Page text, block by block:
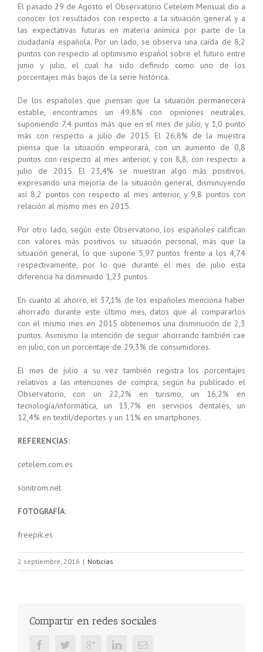
El pasado 29 de Agosto el Observatorio Cetelem Mensual dio a
conocer los resultados con respecto a la situación general y a
las expectativas futuras en materia anímica por parte de la
ciudadanía española. Por un lado, se observa una caída de 8,2
puntos con respecto al optimismo español sobre el futuro entre
junio y julio, el cual ha sido definido como uno de los
porcentajes más bajos de la serie histórica.
De los españoles que piensan que la situación permanecerá
estable, encontramos un 49,8% con opiniones neutrales,
suponiendo 7,4 puntos más que en el mes de julio, y 1,0 punto
más con respecto a julio de 2015. El 26,8% de la muestra
piensa que la situación empeorará, con un aumento de 0,8
puntos con respecto al mes anterior, y con 8,8, con respecto a
julio de 2015. El 23,4% se muestran algo más positivos,
expresando una mejoría de la situación general, disminuyendo
así 8,2 puntos con respecto al mes anterior, y 9,8 puntos con
relación al mismo mes en 2015.
Por otro lado, según este Observatorio, los españoles califican
con valores más positivos su situación personal, más que la
situación general, lo que supone 5,97 puntos frente a los 4,74
respectivamente, por lo que durante el mes de julio esta
diferencia ha disminuido 1,23 puntos.
En cuanto al ahorro, el 37,1% de los españoles menciona haber
ahorrado durante este último mes, datos que al compararlos
con el mismo mes en 2015 obtenemos una disminución de 2,3
puntos. Asimismo la intención de seguir ahorrando también cae
en julio, con un porcentaje de 29,3% de consumidores.
El mes de julio a su vez también registra los porcentajes
relativos a las intenciones de compra, según ha publicado el
Observatorio, con un 22,2% en turismo, un 16,2% en
tecnología/informática, un 13,7% en servicios dentales, un
12,4% en textil/deportes y un 11% en smartphones.
REFERENCIAS:
cetelem.com.es
sonitrom.net
FOTOGRAFÍA:
freepik.es
2 septiembre, 2016 | Noticias
Compartir en redes sociales